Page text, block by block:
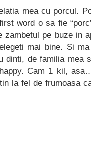
mea cu porcul.
word o sa fie
zambetul pe buze in
mai bine. Si
dinti, de familia mea
Cam 1 kil,
la fel de frumoasa